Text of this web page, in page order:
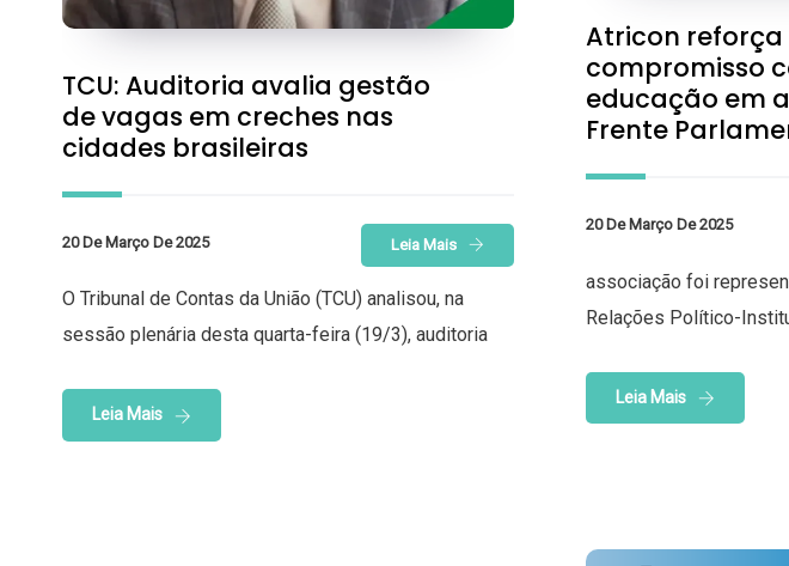
TCU: Auditoria avalia gestão
de vagas em creches nas
cidades brasileiras
20 De Março De 2025 Leia Mais
O Tribunal de Contas da União (TCU) analisou, na
sessão plenária desta quarta-feira (19/3), auditoria
Leia Mais
Atricon reforça
compromisso
educação em
Frente
20 De Março De 2025
associação foi
Relações Político-
Leia Mais